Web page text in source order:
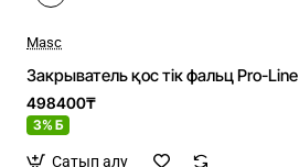
Masc
Закрыватель қос тік фальц Pro-Line
498400₸
3% Б
Сатып алу